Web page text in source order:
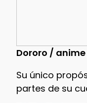
Dororo /
Su único
partes de su